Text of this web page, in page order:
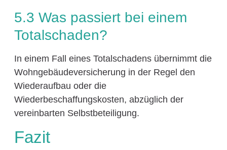
5.3 Was passiert bei einem
Totalschaden?
In einem Fall eines Totalschadens übernimmt die
Wohngebäudeversicherung in der Regel den
Wiederaufbau oder die
Wiederbeschaffungskosten, abzüglich der
vereinbarten Selbstbeteiligung.
Fazit